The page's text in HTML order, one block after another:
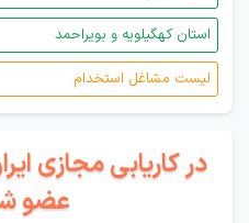
استان کهگیلویه و بویراحمد
لیست مشاغل استخدام
در کاریابی مجازی
عضو